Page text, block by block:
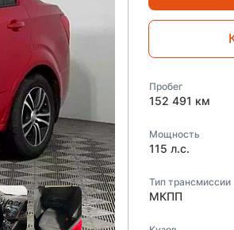
Пробег
152 491 км
Мощность
115 л.с.
Тип трансмиссии
МКПП